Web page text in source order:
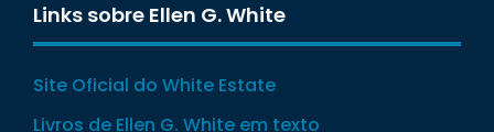
Links sobre Ellen G. White
Site Oficial do White Estate
Livros de Ellen G. White em texto